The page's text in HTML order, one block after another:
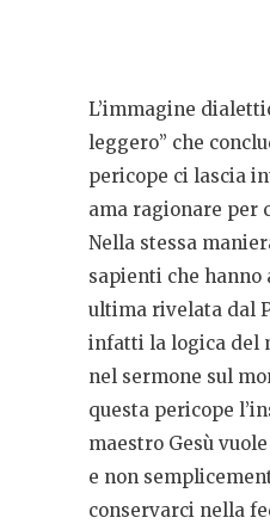
L’immagine
leggero” che
pericope ci lascia
ama ragionare per
Nella stessa
sapienti che hanno
ultima rivelata dal
infatti la logica del
nel sermone sul
questa pericope
maestro Gesù
e non
conservarci nella